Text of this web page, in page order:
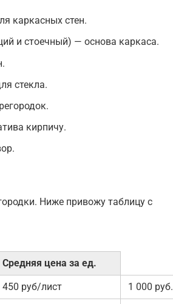
каркасных стен.
и стоечный) — основа каркаса.
стекла.
кирпичу.
Ниже привожу таблицу с
Средняя цена за ед.
450 руб/лист 1 000 руб.